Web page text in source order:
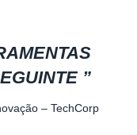
”
– TechCorp